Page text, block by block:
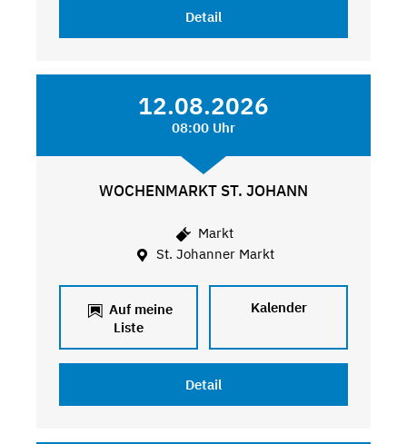
Detail
12.08.2026
08:00 Uhr
WOCHENMARKT ST. JOHANN
Markt
St. Johanner Markt
Auf meine
Liste
Kalender
Detail